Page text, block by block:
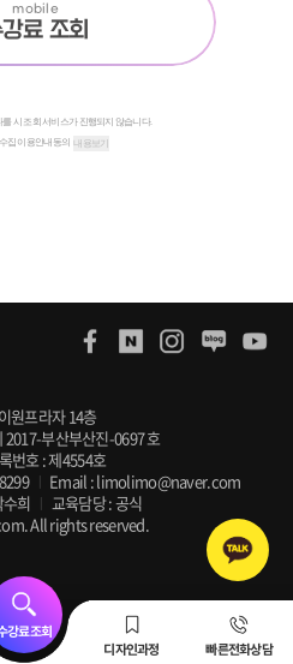
mobile
료 조회
시 조회 서비스가 진행되지 않습니다.
집 이용안내동의 내용보기
강료조회
디자인과정
빠른전화상담
원프라자 14층
부산부산진-0697 호
번호 : 제4554호
| Email :limolimo@naver.com
희 | 교육담당 :공식
All rights reserved.